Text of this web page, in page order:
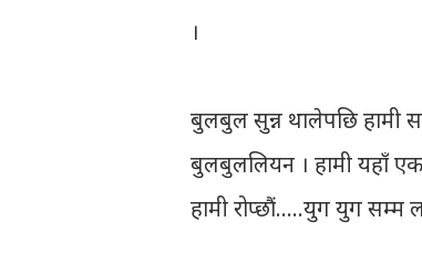
।
बुलबुल सुन्न थालेपछि हामी
बुलबुललियन । हामी यहाँ
हामी रोप्छौं.....युग युग सम्म